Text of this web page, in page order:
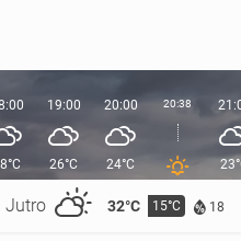
Jutro 32°C 15°C 18
19:00
26°C
20:00
24°C
20:38